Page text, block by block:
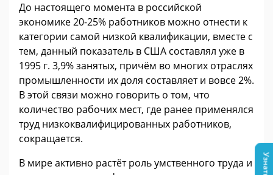
До настоящего момента в российской
экономике 20-25% работников можно отнести к
категории самой низкой квалификации, вместе с
тем, данный показатель в США составлял уже в
1995 г. 3,9% занятых, причём во многих отраслях
промышленности их доля составляет и вовсе 2%.
В этой связи можно говорить о том, что
количество рабочих мест, где ранее применялся
труд низкоквалифицированных работников,
сокращается.
В мире активно растёт роль умственного труда и